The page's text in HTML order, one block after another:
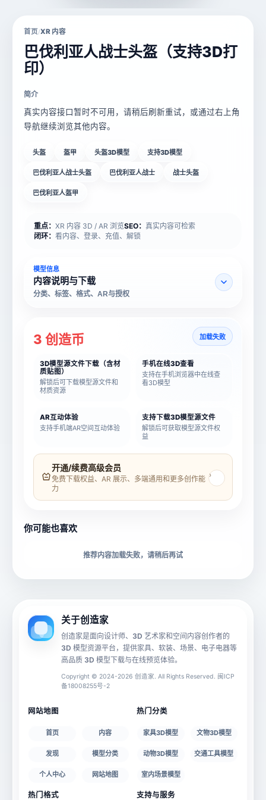
首页/XR 内容
巴伐利亚人战士头盔（支持3D打
印）
简介
真实内容接口暂时不可用，请稍后刷新重试，或通过右上角
导航继续浏览其他内容。
头盔 盔甲 头盔3D模型 支持3D模型
巴伐利亚人战士头盔 巴伐利亚人战士 战士头盔
巴伐利亚人盔甲
重点： XR 内容 3D / AR 浏览SEO： 真实内容可检索
闭环： 看内容、登录、充值、解锁
模型信息
内容说明与下载
分类、标签、格式、AR与授权
模型名称
材质贴图
文件大小
3 创造币 加载失败
3D模型源文件下载（含材
质贴图）
解锁后可下载模型源文件和
材质资源
手机在线3D查看
支持在手机浏览器中在线查
看3D模型
AR互动体验
支持手机端AR空间互动体验
支持下载3D模型源文件
解锁后可获取模型源文件权
益
开通/续费高级会员
免费下载权益、AR 展示、多端通用和更多创作能
力
›
你可能也喜欢
推荐内容加载失败，请稍后再试
关于创造家
创造家是面向设计师、3D 艺术家和空间内容创作者的
3D 模型资源平台，提供家具、软装、场景、电子电器等
高品质 3D 模型下载与在线预览体验。
Copyright © 2024-2026 创造家. All Rights Reserved. 闽ICP
备18008255号-2
网站地图
首页 内容
发现 模型分类
个人中心 网站地图
热门分类
家具3D模型 文物3D模型
动物3D模型 交通工具模型
室内场景模型
热门格式 支持与服务